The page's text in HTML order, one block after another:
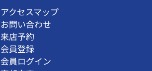
アクセスマップ
お問い合わせ
来店予約
会員登録
会員ログイン